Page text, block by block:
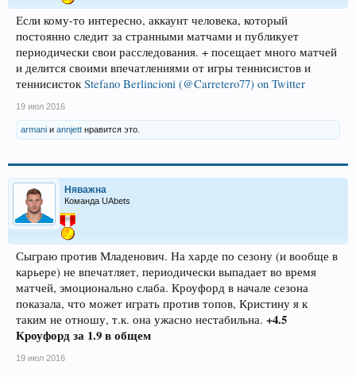
Если кому-то интересно, аккаунт человека, который
постоянно следит за странными матчами и публикует
периодически свои расследования. + посещает много матчей
и делится своими впечатлениями от игры теннисистов и
теннисистокStefano Berlincioni (@Carretero77) on Twitter
19 июл 2016
armani и annjett нравится это.
Няважна
Команда UAbets
Сыграю против Младенович. На харде по сезону (и вообще в
карьере) не впечатляет, периодически выпадает во время
матчей, эмоционально слаба. Кроуфорд в начале сезона
показала, что может играть против топов, Кристину я к
таким не отношу, т.к. она ужасно нестабильна. +4.5
Кроуфорд за 1.9 в общем
19 июл 2016